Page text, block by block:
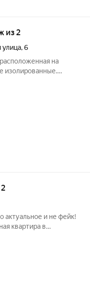
из 2
улица,6
на
изолированные.
Индивидуальное
актуальное и не фейк!
квартира в
вся